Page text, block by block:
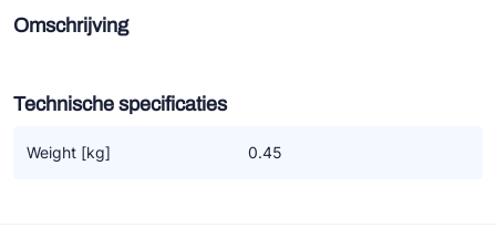
REFFLEX®
Ziehl-Abegg
Omschrijving
Technische specificaties
Weight [kg] 0.45